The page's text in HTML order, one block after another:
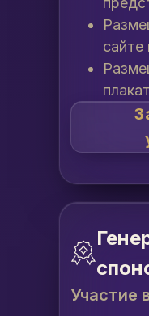
сайте
Участие